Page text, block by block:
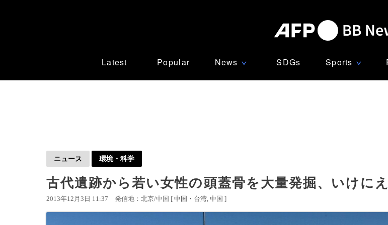
Latest Popular News ∨ SDGs Sports ∨
ニュース 環境・科学
古代遺跡から若い女性の頭蓋骨を大量発掘、いけに
2013年12月3日 11:37 発信地：北京/中国 [ 中国・台湾 中国 ]